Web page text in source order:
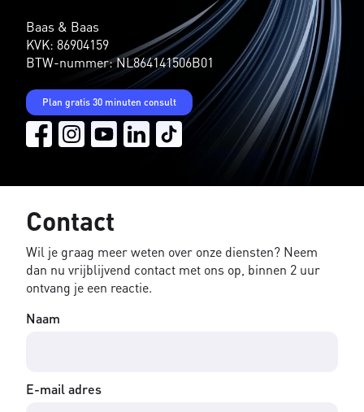
Baas & Baas
KVK: 86904159
BTW-nummer: NL864141506B01
Plan gratis 30 minuten consult
Contact
Wil je graag meer weten over onze diensten? Neem
dan nu vrijblijvend contact met ons op, binnen 2 uur
ontvang je een reactie.
Naam
E-mail adres